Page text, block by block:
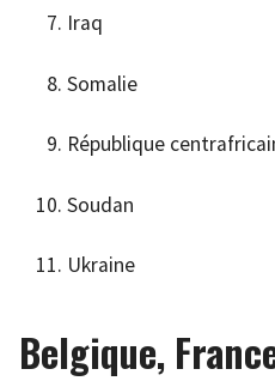
Iraq
Somalie
République
Soudan
Ukraine
Belgique,